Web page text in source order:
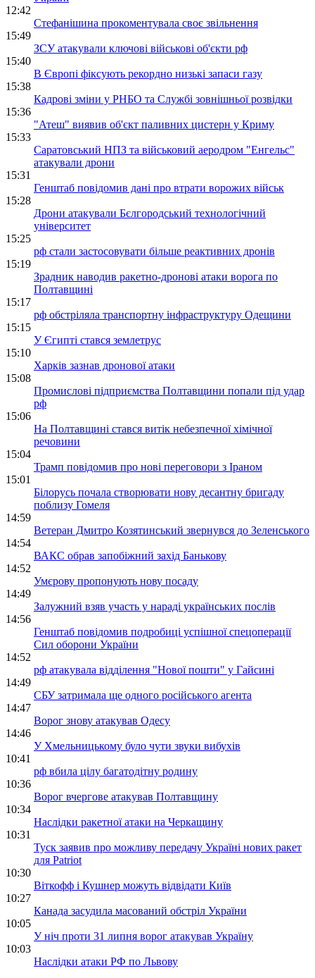
12:42
Стефанішина прокоментувала своє звільнення
15:49
ЗСУ атакували ключові військові об'єкти рф
15:40
В Європі фіксують рекордно низькі запаси газу
15:38
Кадрові зміни у РНБО та Службі зовнішньої розвідки
15:36
"Атеш" виявив об'єкт паливних цистерн у Криму
15:33
Саратовський НПЗ та військовий аеродром "Енгельс"
атакували дрони
15:31
Генштаб повідомив дані про втрати ворожих військ
15:28
Дрони атакували Бєлгородський технологічний
університет
15:25
рф стали застосовувати більше реактивних дронів
15:19
Зрадник наводив ракетно-дронові атаки ворога по
Полтавщині
15:17
рф обстріляла транспортну інфраструктуру Одещини
15:15
У Єгипті стався землетрус
15:10
Харків зазнав дронової атаки
15:08
Промислові підприємства Полтавщини попали під удар
рф
15:06
На Полтавщині стався витік небезпечної хімічної
речовини
15:04
Трамп повідомив про нові переговори з Іраном
15:01
Білорусь почала створювати нову десантну бригаду
поблизу Гомеля
14:59
Ветеран Дмитро Козятинський звернувся до Зеленського
14:54
ВАКС обрав запобіжний захід Банькову
14:52
Умєрову пропонують нову посаду
14:49
Залужний взяв участь у нараді українських послів
14:56
Генштаб повідомив подробиці успішної спецоперації
Сил оборони України
14:52
рф атакувала відділення "Нової пошти" у Гайсині
14:49
СБУ затримала ще одного російського агента
14:47
Ворог знову атакував Одесу
14:46
У Хмельницькому було чути звуки вибухів
10:41
рф вбила цілу багатодітну родину
10:36
Ворог вчергове атакував Полтавщину
10:34
Наслідки ракетної атаки на Черкащину
10:31
Туск заявив про можливу передачу Україні нових ракет
для Patriot
10:30
Віткофф і Кушнер можуть відвідати Київ
10:27
Канада засудила масований обстріл України
10:05
У ніч проти 31 липня ворог атакував Україну
10:03
Наслідки атаки РФ по Львову